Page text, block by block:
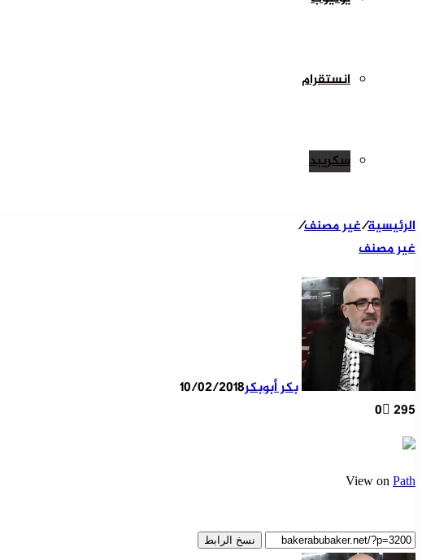
انستقرام
سكريبد
الرئيسية/غير مصنف/
غير مصنف
بكر أبوبكر10/02/2018
0 295
View onPath
نسخ الرابط